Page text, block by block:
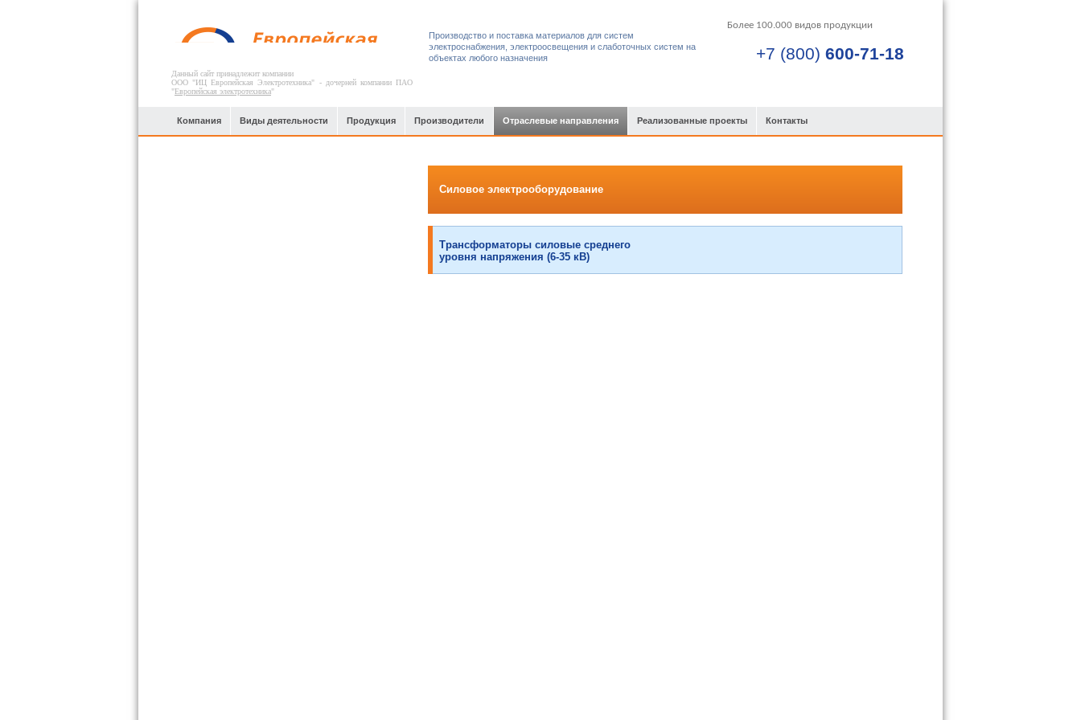
Данный сайт принадлежит компании
ООО "ИЦ Европейская Электротехника" - дочерней компании ПАО
"Европейская электротехника"
+7 (800) 600-71-18
Производство и поставка материалов для систем
электроснабжения, электроосвещения и слаботочных систем на
объектах любого назначения
Компания Виды деятельности Продукция Производители Отраслевые направления Реализованные проекты Контакты
Силовое электрооборудование
Трансформаторы силовые среднего
уровня напряжения (6-35 кВ)